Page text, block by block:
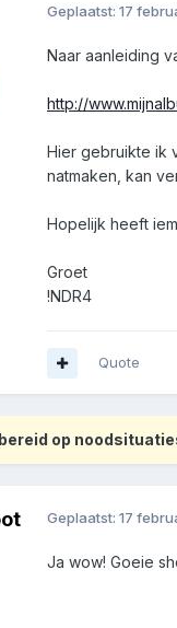
Geplaatst: 17
Naar aanleiding
http://
Hier gebruikte ik
natmaken, kan
Hopelijk heeft
Groet
!NDR4
Quote
op
Geplaatst: 17
Ja wow! Goeie